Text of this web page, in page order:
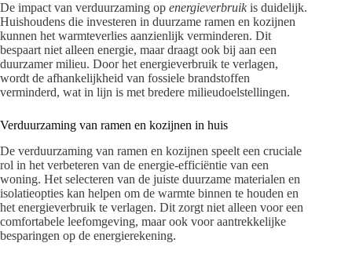
De impact van verduurzaming op energieverbruikis duidelijk.
Huishoudens die investeren in duurzame ramen en kozijnen
kunnen het warmteverlies aanzienlijk verminderen. Dit
bespaart niet alleen energie, maar draagt ook bij aan een
duurzamer milieu. Door het energieverbruik te verlagen,
wordt de afhankelijkheid van fossiele brandstoffen
verminderd, wat in lijn is met bredere milieudoelstellingen.
Verduurzaming van ramen en kozijnen in huis
De verduurzaming van ramen en kozijnen speelt een cruciale
rol in het verbeteren van de energie-efficiëntie van een
woning. Het selecteren van de juiste duurzame materialen en
isolatieopties kan helpen om de warmte binnen te houden en
het energieverbruik te verlagen. Dit zorgt niet alleen voor een
comfortabele leefomgeving, maar ook voor aantrekkelijke
besparingen op de energierekening.